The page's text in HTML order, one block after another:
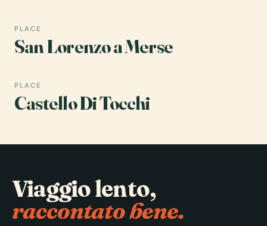
PLACE
San Lorenzo a Merse
PLACE
Castello Di Tocchi
Viaggio lento,
raccontato bene.